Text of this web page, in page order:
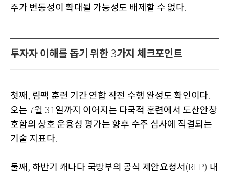
주가 변동성이 확대될 가능성도 배제할 수 없다.
투자자 이해를 돕기 위한 3가지 체크포인트
첫째 , 림팩 훈련 기간 연합 작전 수행 완성도 확인이다.
오는 7월 31일까지 이어지는 다국적 훈련에서 도산안창
호함의 상호 운용성 평가는 향후 수주 심사에 직결되는
기술 지표다.
둘째 , 하반기 캐나다 국방부의 공식 제안요청서 (RFP) 내